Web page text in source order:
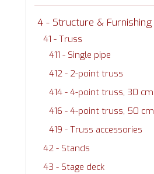
4 - Structure & Furnishing
41 - Truss
411 - Single pipe
412 - 2-point truss
414 - 4-point truss, 30 cm
416 - 4-point truss, 50 cm
419 - Truss accessories
42 - Stands
43 - Stage deck